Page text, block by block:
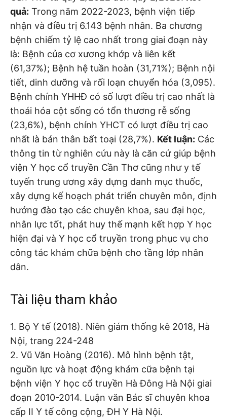
quả: Trong năm 2022-2023, bệnh viện tiếp
nhận và điều trị 6.143 bệnh nhân. Ba chương
bệnh chiếm tỷ lệ cao nhất trong giai đoạn này
là: Bệnh của cơ xương khớp và liên kết
(61,37%); Bệnh hệ tuần hoàn (31,71%); Bệnh nội
tiết, dinh dưỡng và rối loạn chuyển hóa (3,095).
Bệnh chính YHHĐ có số lượt điều trị cao nhất là
thoái hóa cột sống có tổn thương rễ sống
(23,6%), bệnh chính YHCT có lượt điều trị cao
nhất là bán thân bất toại (28,7%). Kết luận: Các
thông tin từ nghiên cứu này là căn cứ giúp bệnh
viện Y học cổ truyền Cần Thơ cũng như y tế
tuyến trung ương xây dựng danh mục thuốc,
xây dựng kế hoạch phát triển chuyên môn, định
hướng đào tạo các chuyên khoa, sau đại học,
nhân lực tốt, phát huy thế mạnh kết hợp Y học
hiện đại và Y học cổ truyền trong phục vụ cho
công tác khám chữa bệnh cho tầng lớp nhân
dân.
Tài liệu tham khảo
1. Bộ Y tế (2018). Niên giám thống kê 2018, Hà
Nội, trang 224-248
2. Vũ Văn Hoàng (2016). Mô hình bệnh tật,
nguồn lực và hoạt động khám cữa bệnh tại
bệnh viện Y học cổ truyền Hà Đông Hà Nội giai
đoạn 2010-2014. Luận văn Bác sĩ chuyên khoa
cấp II Y tế công cộng, ĐH Y Hà Nội.